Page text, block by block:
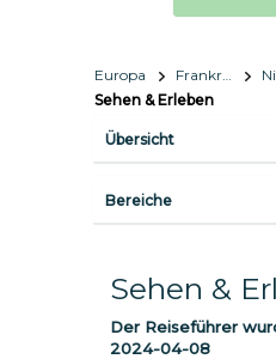
Europa Frankreich
Sehen & Erleben
Übersicht
Bereiche
Sehen &
Der Reiseführer
2024-04-08